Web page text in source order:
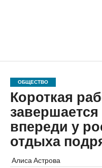
ОБЩЕСТВО
Короткая
впереди у
отдыха
Алиса Астрова